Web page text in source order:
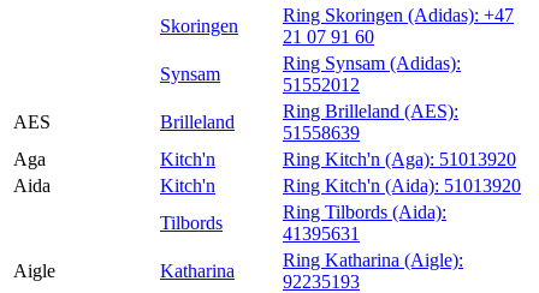
Skoringen
Ring Skoringen (Adidas): +47
21 07 91 60
Synsam
Ring Synsam (Adidas):
51552012
AES
Brilleland
Ring Brilleland (AES):
51558639
Aga
Kitch'n Ring Kitch'n (Aga): 51013920
Aida
Kitch'n Ring Kitch'n (Aida): 51013920
Tilbords
Ring Tilbords (Aida):
41395631
Aigle
Katharina
Ring Katharina (Aigle):
92235193